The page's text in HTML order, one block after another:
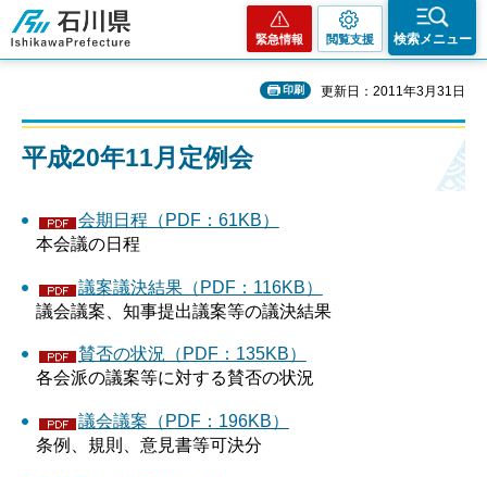
石川県
緊急情報 閲覧支援 検索メニュー
印刷 更新日：2011年3月31日
平成20年11月定例会
会期日程（PDF：61KB）
本会議の日程
議案議決結果（PDF：116KB）
議会議案、知事提出議案等の議決結果
賛否の状況（PDF：135KB）
各会派の議案等に対する賛否の状況
議会議案（PDF：196KB）
条例、規則、意見書等可決分